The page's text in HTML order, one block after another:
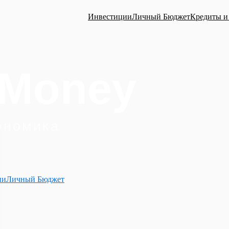
ИнвестицииЛичный БюджетКредиты
Личный Бюджет